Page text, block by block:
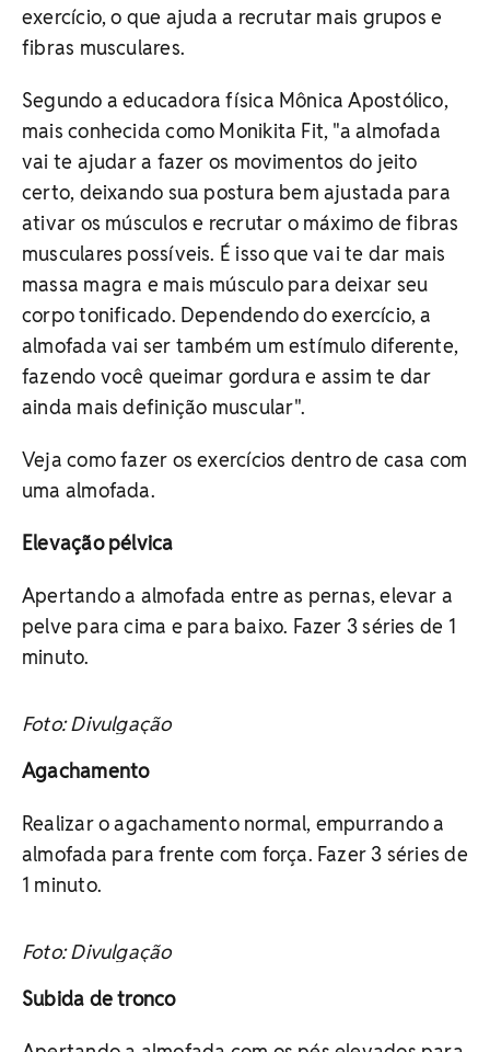
exercício, o que ajuda a recrutar mais grupos e
fibras musculares.
Segundo a educadora física Mônica Apostólico,
mais conhecida como Monikita Fit, "a almofada
vai te ajudar a fazer os movimentos do jeito
certo, deixando sua postura bem ajustada para
ativar os músculos e recrutar o máximo de fibras
musculares possíveis. É isso que vai te dar mais
massa magra e mais músculo para deixar seu
corpo tonificado. Dependendo do exercício, a
almofada vai ser também um estímulo diferente,
fazendo você queimar gordura e assim te dar
ainda mais definição muscular".
Veja como fazer os exercícios dentro de casa com
uma almofada.
Elevação pélvica
Apertando a almofada entre as pernas, elevar a
pelve para cima e para baixo. Fazer 3 séries de 1
minuto.
Foto: Divulgação
Agachamento
Realizar o agachamento normal, empurrando a
almofada para frente com força. Fazer 3 séries de
1 minuto.
Foto: Divulgação
Subida de tronco